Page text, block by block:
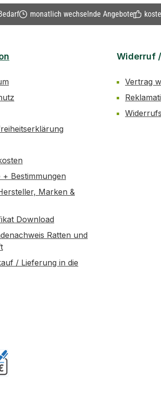
monatlich wechselnde Angebote
+ Bestimmungen
Marken &
Download
Ratten und
/ Lieferung in die
Widerruf
Vertrag